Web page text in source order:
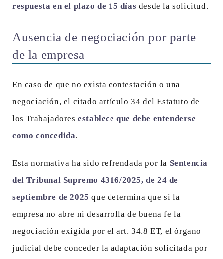
respuesta en el plazo de 15 días desde la solicitud.
Ausencia de negociación por parte
de la empresa
En caso de que no exista contestación o una
negociación, el citado artículo 34 del Estatuto de
los Trabajadoresestablece que debe entenderse
como concedida.
Esta normativa ha sido refrendada por la Sentencia
del Tribunal Supremo 4316/2025, de 24 de
septiembre de 2025 que determina que si la
empresa no abre ni desarrolla de buena fe la
negociación exigida por el art. 34.8 ET, el órgano
judicial debe conceder la adaptación solicitada por